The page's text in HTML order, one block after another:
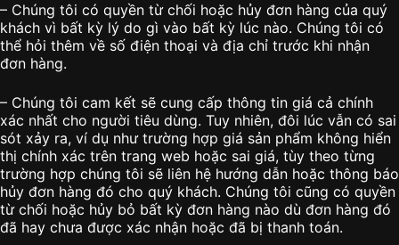
– Chúng tôi có quyền từ chối hoặc hủy đơn hàng của quý
khách vì bất kỳ lý do gì vào bất kỳ lúc nào. Chúng tôi có
thể hỏi thêm về số điện thoại và địa chỉ trước khi nhận
đơn hàng.
– Chúng tôi cam kết sẽ cung cấp thông tin giá cả chính
xác nhất cho người tiêu dùng. Tuy nhiên, đôi lúc vẫn có sai
sót xảy ra, ví dụ như trường hợp giá sản phẩm không hiển
thị chính xác trên trang web hoặc sai giá, tùy theo từng
trường hợp chúng tôi sẽ liên hệ hướng dẫn hoặc thông báo
hủy đơn hàng đó cho quý khách. Chúng tôi cũng có quyền
từ chối hoặc hủy bỏ bất kỳ đơn hàng nào dù đơn hàng đó
đã hay chưa được xác nhận hoặc đã bị thanh toán.